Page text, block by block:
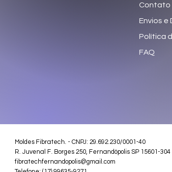
Contato
Envios e
Política
FAQ
Moldes Fibratech . - CNPJ: 29.692.230/0001-40
R. Juvenal F. Borges 250, Fernandópolis SP 15601-304
fibratechfernandopolis@gmail.com